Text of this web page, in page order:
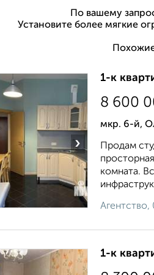
По вашему
Установите более мягкие
›
1-к
8 600
мкр. 6-й,
Продам
комната.
1-к